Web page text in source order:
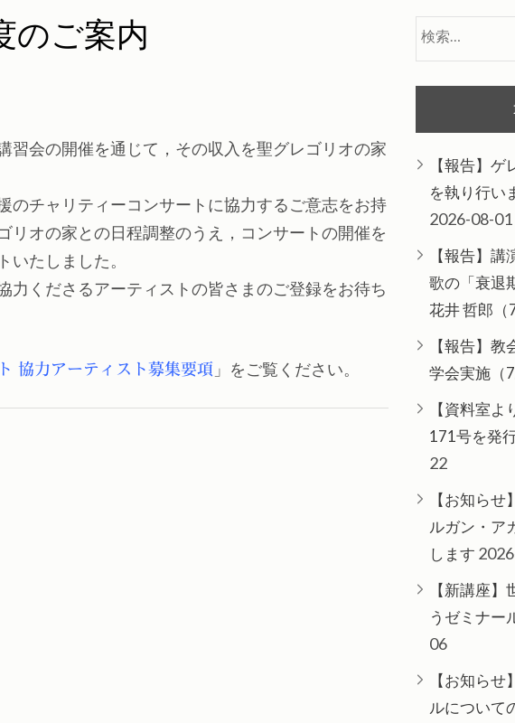
のご案内
習会の開催を通じて，その収入を聖グレゴリオの家
のチャリティーコンサートに協力するご意志をお持
リオの家との日程調整のうえ，コンサートの開催を
いたしました。
くださるアーティストの皆さまのご登録をお待ち
協力アーティスト募集要項 」をご覧ください。
【報告】
を執り行い
2026-08-01
【報告】
歌の「衰退
花井 哲郎（
【報告】
学会実施（
【資料室よ
171号を発
22
【お知ら
ルガン・ア
します
【新講座
うゼミナー
06
【お知ら
ルについて